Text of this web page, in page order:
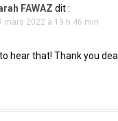
FAWAZ dit :
mars 2022 à 19 h 46 min
to hear that! Thank you